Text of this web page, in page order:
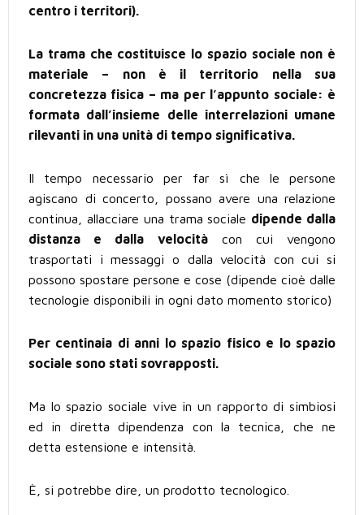
centro i territori).
La trama che costituisce lo spazio sociale non è
materiale – non è il territorio nella sua
concretezza fisica – ma per l’appunto sociale: è
formata dall’insieme delle interrelazioni umane
rilevanti in una unità di tempo significativa.
Il tempo necessario per far sì che le persone
agiscano di concerto, possano avere una relazione
continua, allacciare una trama sociale dipende dalla
distanza e dalla velocitàcon cui vengono
trasportati i messaggi o dalla velocità con cui si
possono spostare persone e cose (dipende cioè dalle
tecnologie disponibili in ogni dato momento storico)
Per centinaia di anni lo spazio fisico e lo spazio
sociale sono stati sovrapposti.
Ma lo spazio sociale vive in un rapporto di simbiosi
ed in diretta dipendenza con la tecnica, che ne
detta estensione e intensità.
È, si potrebbe dire, un prodotto tecnologico.